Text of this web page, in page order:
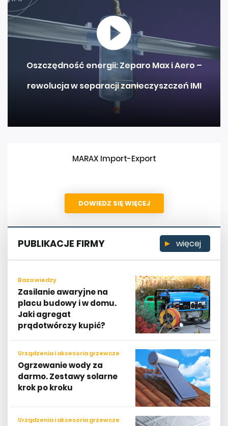
Oszczędność energii: Zeparo Max i Aero –
rewolucja w separacji zanieczyszczeń IMI
MARAX Import-Export
DOWIEDZ SIĘ WIĘCEJ
PUBLIKACJE FIRMY więcej
Baza wiedzy
Zasilanie awaryjne na
placu budowy i w domu.
Jaki agregat
prądotwórczy kupić?
Urządzenia i akcesoria grzewcze
Ogrzewanie wody za
darmo. Zestawy solarne
krok po kroku
Urządzenia i akcesoria grzewcze